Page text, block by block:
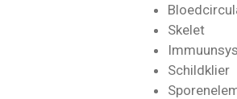
Skelet
Schildklier